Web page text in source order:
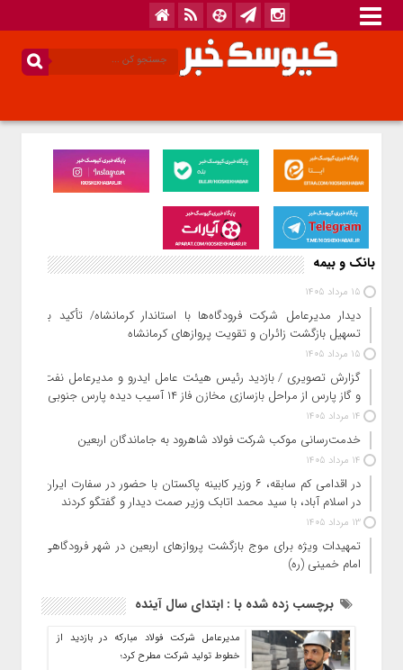
بانک و بیمه
15 مرداد 1405
دیدار مدیرعامل شرکت فرودگاه‌ها با استاندار کرمانشاه/ تأکید بر
تسهیل بازگشت زائران و تقویت پروازهای کرمانشاه
15 مرداد 1405
گزارش تصویری / بازدید رئیس هیئت عامل ایدرو و مدیرعامل نفت
و گاز پارس از مراحل بازسازی مخازن فاز ۱۴ آسیب دیده پارس جنوبی
14 مرداد 1405
خدمت‌رسانی موکب شرکت فولاد شاهرود به جاماندگان اربعین
14 مرداد 1405
در اقدامی کم سابقه، ۶ وزیر کابینه پاکستان با حضور در سفارت ایران
در اسلام آباد، با سید محمد اتابک وزیر صمت دیدار و گفتگو کردند
13 مرداد 1405
تمهیدات ویژه برای موج بازگشت پروازهای اربعین در شهر فرودگاهی
امام خمینی (ره)
برچسب زده شده با : ابتدای سال آینده
مدیرعامل شرکت فولاد مبارکه در بازدید از
خطوط تولید شرکت مطرح کرد؛